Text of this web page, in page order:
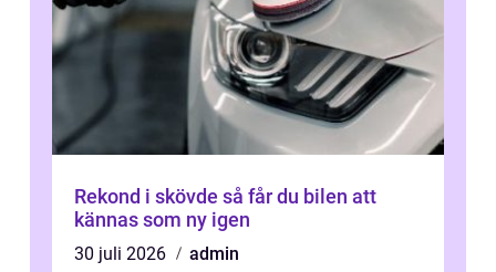
Rekond i skövde så får du bilen att
kännas som ny igen
30 juli 2026
admin